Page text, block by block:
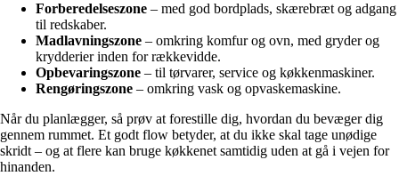
Forberedelseszone – med god bordplads, skærebræt og adgang
til redskaber.
Madlavningszone – omkring komfur og ovn, med gryder og
krydderier inden for rækkevidde.
Opbevaringszone – til tørvarer, service og køkkenmaskiner.
Rengøringszone – omkring vask og opvaskemaskine.
Når du planlægger, så prøv at forestille dig, hvordan du bevæger dig
gennem rummet. Et godt flow betyder, at du ikke skal tage unødige
skridt – og at flere kan bruge køkkenet samtidig uden at gå i vejen for
hinanden.